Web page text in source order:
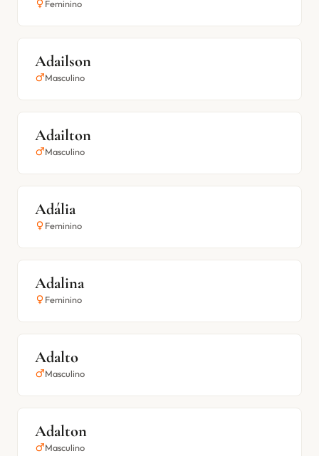
Feminino
Adailson
Masculino
Adailton
Masculino
Adália
Feminino
Adalina
Feminino
Adalto
Masculino
Adalton
Masculino